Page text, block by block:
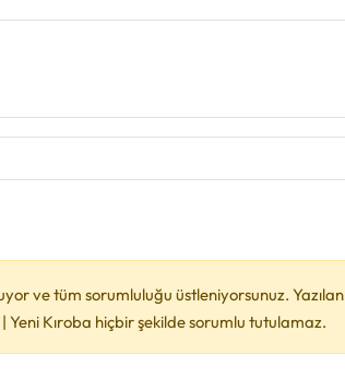
ve tüm sorumluluğu üstleniyorsunuz. Yazılan
Kıroba hiçbir şekilde sorumlu tutulamaz.